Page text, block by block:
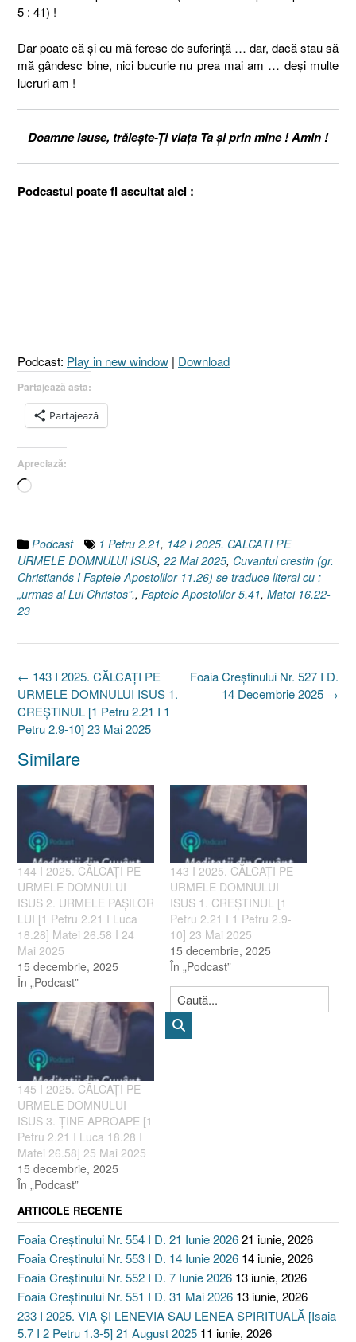
5 : 41) !
Dar poate că și eu mă feresc de suferință … dar, dacă stau să
mă gândesc bine, nici bucurie nu prea mai am … deși multe
lucruri am !
Doamne Isuse, trăiește-Ți viața Ta și prin mine ! Amin !
Podcastul poate fi ascultat aici :
Podcast: Play in new window | Download
Partajează asta:
Partajează
Apreciază:
Încarc...
Podcast 1 Petru 2.21, 142 I 2025. CALCATI PE
URMELE DOMNULUI ISUS, 22 Mai 2025, Cuvantul crestin (gr.
Christianόs I Faptele Apostolilor 11.26) se traduce literal cu :
„urmas al Lui Christos”., Faptele Apostolilor 5.41, Matei 16.22-
23
Post
navigation
Foaia Creștinului Nr. 527 I D.
14 Decembrie 2025 →
← 143 I 2025. CĂLCAȚI PE
URMELE DOMNULUI ISUS 1.
CREȘTINUL [1 Petru 2.21 I 1
Petru 2.9-10] 23 Mai 2025
Similare
144 I 2025. CĂLCAȚI PE
URMELE DOMNULUI
ISUS 2. URMELE PAȘILOR
LUI [1 Petru 2.21 I Luca
18.28] Matei 26.58 I 24
Mai 2025
15 decembrie, 2025
În „Podcast”
143 I 2025. CĂLCAȚI PE
URMELE DOMNULUI
ISUS 1. CREȘTINUL [1
Petru 2.21 I 1 Petru 2.9-
10] 23 Mai 2025
15 decembrie, 2025
În „Podcast”
145 I 2025. CĂLCAȚI PE
URMELE DOMNULUI
ISUS 3. ȚINE APROAPE [1
Petru 2.21 I Luca 18.28 I
Matei 26.58] 25 Mai 2025
15 decembrie, 2025
În „Podcast”
ARTICOLE RECENTE
Foaia Creștinului Nr. 554 I D. 21 Iunie 202621 iunie, 2026
Foaia Creștinului Nr. 553 I D. 14 Iunie 2026 14 iunie, 2026
Foaia Creștinului Nr. 552 I D. 7 Iunie 2026 13 iunie, 2026
Foaia Creștinului Nr. 551 I D. 31 Mai 2026 13 iunie, 2026
233 I 2025. VIA ȘI LENEVIA SAU LENEA SPIRITUALĂ [Isaia
5.7 I 2 Petru 1.3-5] 21 August 2025 11 iunie, 2026